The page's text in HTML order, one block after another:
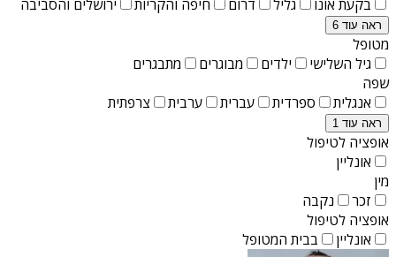
בקעת אונו
גליל דרום חיפה והקריות ירושלים והסביבה
ראה עוד 6
מטופל
גיל השלישי
ילדים מבוגרים
מתבגרים
שפה
אנגלית
ספרדית עברית ערבית צרפתית
ראה עוד 1
אופציה לטיפול
אונליין
מין
זכר
נקבה
אופציה לטיפול
אונליין
בבית המטופל